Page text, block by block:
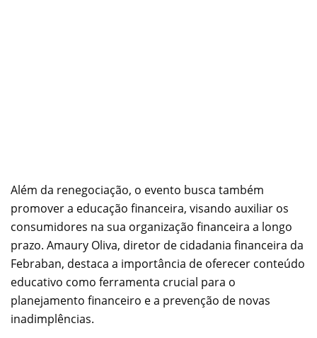
Além da renegociação, o evento busca também
promover a educação financeira, visando auxiliar os
consumidores na sua organização financeira a longo
prazo. Amaury Oliva, diretor de cidadania financeira da
Febraban, destaca a importância de oferecer conteúdo
educativo como ferramenta crucial para o
planejamento financeiro e a prevenção de novas
inadimplências.